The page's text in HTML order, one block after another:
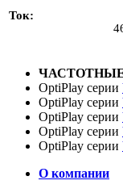
Ток
OptiPlay серии
OptiPlay серии
OptiPlay серии
OptiPlay серии
OptiPlay серии
О компании